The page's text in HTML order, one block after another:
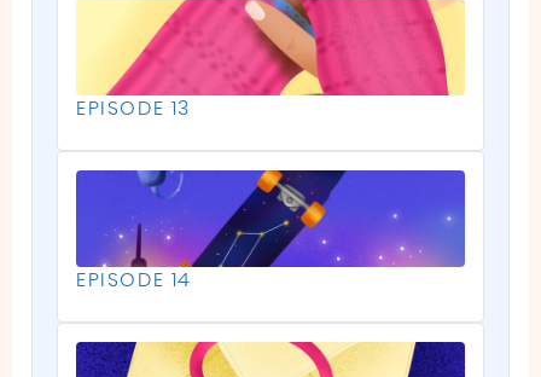
EPISODE 13
EPISODE 14